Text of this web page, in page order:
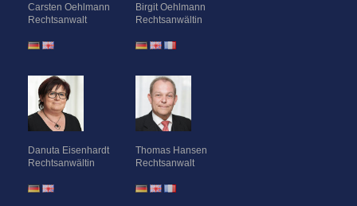
Carsten Oehlmann
Rechtsanwalt
Birgit Oehlmann
Rechtsanwältin
Danuta Eisenhardt
Rechtsanwältin
Thomas Hansen
Rechtsanwalt